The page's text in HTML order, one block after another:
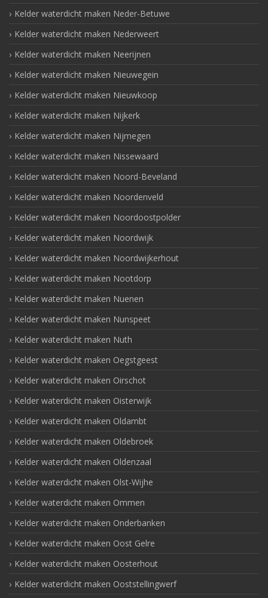
Kelder waterdicht maken Neder-Betuwe
Kelder waterdicht maken Nederweert
Kelder waterdicht maken Neerijnen
Kelder waterdicht maken Nieuwegein
Kelder waterdicht maken Nieuwkoop
Kelder waterdicht maken Nijkerk
Kelder waterdicht maken Nijmegen
Kelder waterdicht maken Nissewaard
Kelder waterdicht maken Noord-Beveland
Kelder waterdicht maken Noordenveld
Kelder waterdicht maken Noordoostpolder
Kelder waterdicht maken Noordwijk
Kelder waterdicht maken Noordwijkerhout
Kelder waterdicht maken Nootdorp
Kelder waterdicht maken Nuenen
Kelder waterdicht maken Nunspeet
Kelder waterdicht maken Nuth
Kelder waterdicht maken Oegstgeest
Kelder waterdicht maken Oirschot
Kelder waterdicht maken Oisterwijk
Kelder waterdicht maken Oldambt
Kelder waterdicht maken Oldebroek
Kelder waterdicht maken Oldenzaal
Kelder waterdicht maken Olst-Wijhe
Kelder waterdicht maken Ommen
Kelder waterdicht maken Onderbanken
Kelder waterdicht maken Oost Gelre
Kelder waterdicht maken Oosterhout
Kelder waterdicht maken Ooststellingwerf